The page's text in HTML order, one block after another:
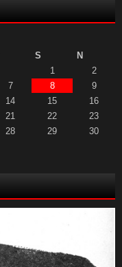
S
N
1
2
7 8
9
14 15
16
21 22
23
28 29
30